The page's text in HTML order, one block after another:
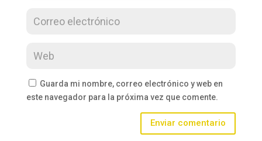
Guarda mi nombre, correo electrónico y web en
este navegador para la próxima vez que comente.
Enviar comentario